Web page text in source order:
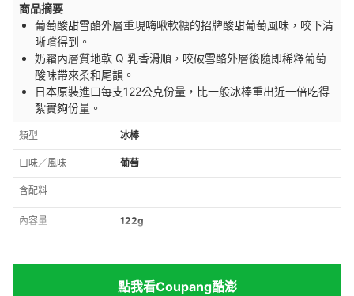
商品摘要
葡萄酸甜雪酪外層重現嗨啾軟糖的招牌酸甜葡萄風味，咬下清
晰嚐得到。
奶霜內層質地軟 Q 乳香滑順，咬破雪酪外層後隨即稀釋葡萄
酸味帶來柔和尾韻。
日本原裝進口每支122公克份量，比一般冰棒重出近一倍吃得
紮實夠份量。
類型 冰棒
口味／風味 葡萄
含配料
內容量 122g
點我看Coupang酷澎